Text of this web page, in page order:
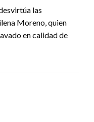
las
Moreno, quien
en calidad de